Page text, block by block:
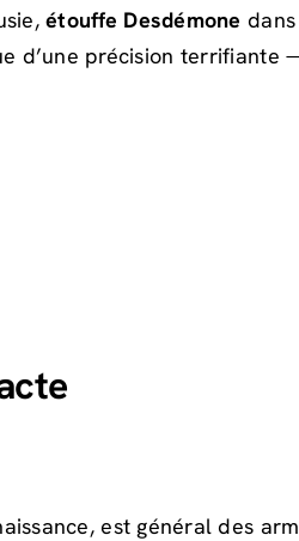
étouffe Desdémone
d’une précision
est général des